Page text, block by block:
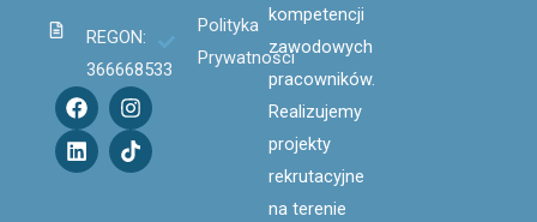
REGON:
366668533
F
a
c
e
I
n
s
t
L
i
n
k
T
i
k
t
Polityka
Prywatności
kompetencji
zawodowych
pracowników.
Realizujemy
projekty
rekrutacyjne
na terenie